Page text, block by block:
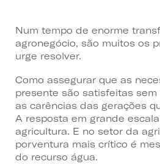
Num tempo de enorme
agronegócio, são muitos os
urge resolver.
Como assegurar que as
presente são satisfeitas
as carências das gerações
A resposta em grande
agricultura. E no setor da
porventura mais crítico é
do recurso água.